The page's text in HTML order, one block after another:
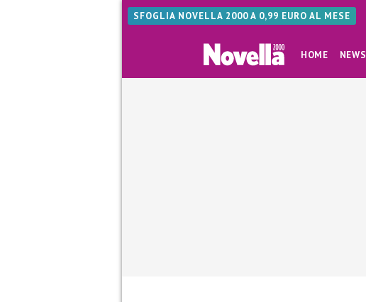
SFOGLIA NOVELLA 2000 A 0,99 EURO AL MESE
HOME NEWS